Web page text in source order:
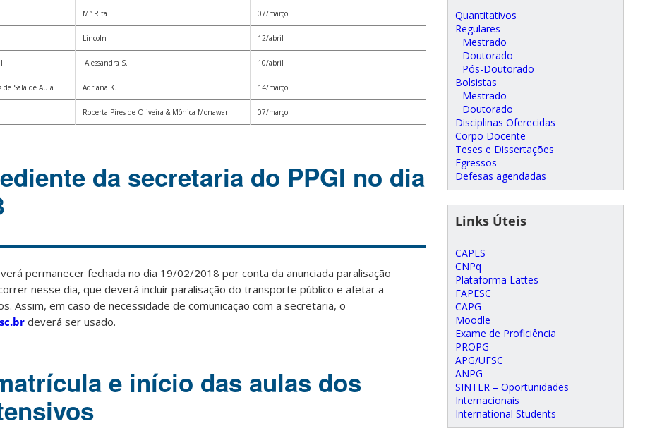
Mª Rita 07/março
Lincoln 12/abril
Alessandra S. 10/abril
de Sala de Aula Adriana K. 14/março
Roberta Pires de Oliveira & Mônica Monawar 07/março
da secretaria do PPGI no dia
permanecer fechada no dia 19/02/2018 por conta da anunciada paralisação
nesse dia, que deverá incluir paralisação do transporte público e afetar a
Assim, em caso de necessidade de comunicação com a secretaria, o
deverá ser usado.
e início das aulas dos
Quantitativos
Regulares
Mestrado
Doutorado
Pós-Doutorado
Bolsistas
Mestrado
Doutorado
Disciplinas Oferecidas
Corpo Docente
Teses e Dissertações
Egressos
Defesas agendadas
Links Úteis
CAPES
CNPq
Plataforma Lattes
FAPESC
CAPG
Moodle
Exame de Proficiência
PROPG
APG/UFSC
ANPG
SINTER – Oportunidades
Internacionais
International Students